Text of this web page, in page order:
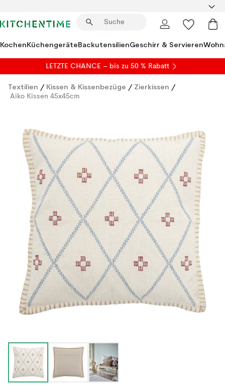
KochenKüchengeräteBackutensilienGeschirr & Servieren
LETZTE CHANCE – bis zu 50 % Rabatt
Textilien / Kissen & Kissenbezüge / Zierkissen /
Aiko Kissen 45x45cm